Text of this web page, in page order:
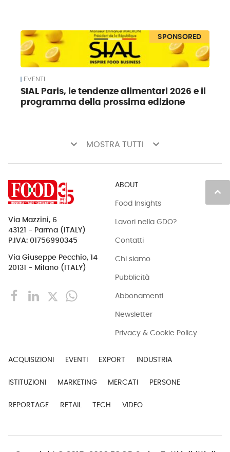
SPONSORED
EVENTI
SIAL Paris, le tendenze alimentari 2026 e il
programma della prossima edizione
keyboard_arrow_down MOSTRA TUTTI keyboard_arrow_down
keyboard_arrow_up
Via Mazzini, 6
43121 - Parma (ITALY)
P.IVA: 01756990345
Via Giuseppe Pecchio, 14
20131 - Milano (ITALY)
ABOUT
Food Insights
Lavori nella GDO?
Contatti
Chi siamo
Pubblicità
Abbonamenti
Newsletter
Privacy & Cookie Policy
ACQUISIZIONI EVENTI EXPORT INDUSTRIA
ISTITUZIONI MARKETING MERCATI PERSONE
REPORTAGE RETAIL TECH VIDEO